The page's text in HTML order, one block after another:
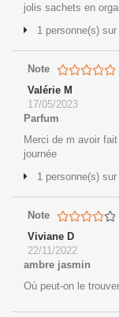
jolis sachets en
1 personne(s)
Note
Valérie M
17/05/2023
Parfum
Merci de m avoir
journée
1 personne(s)
Note
Viviane D
22/11/2022
ambre jasmin
Où peut-on le